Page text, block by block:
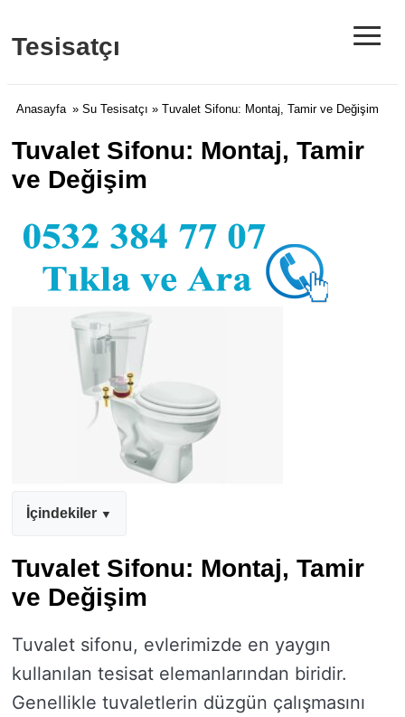
Tesisatçı ≡
Anasayfa » Su Tesisatçı » Tuvalet Sifonu: Montaj, Tamir ve Değişim
Tuvalet Sifonu: Montaj, Tamir
ve Değişim
İçindekiler
Tuvalet Sifonu: Montaj, Tamir
ve Değişim
Tuvalet sifonu, evlerimizde en yaygın
kullanılan tesisat elemanlarından biridir.
Genellikle tuvaletlerin düzgün çalışmasını